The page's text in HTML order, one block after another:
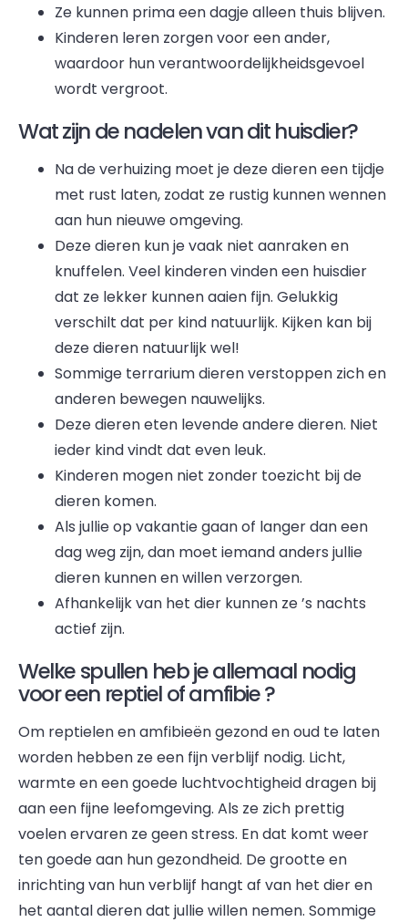
Ze kunnen prima een dagje alleen thuis blijven.
Kinderen leren zorgen voor een ander,
waardoor hun verantwoordelijkheidsgevoel
wordt vergroot.
Wat zijn de nadelen van dit huisdier?
Na de verhuizing moet je deze dieren een tijdje
met rust laten, zodat ze rustig kunnen wennen
aan hun nieuwe omgeving.
Deze dieren kun je vaak niet aanraken en
knuffelen. Veel kinderen vinden een huisdier
dat ze lekker kunnen aaien fijn. Gelukkig
verschilt dat per kind natuurlijk. Kijken kan bij
deze dieren natuurlijk wel!
Sommige terrarium dieren verstoppen zich en
anderen bewegen nauwelijks.
Deze dieren eten levende andere dieren. Niet
ieder kind vindt dat even leuk.
Kinderen mogen niet zonder toezicht bij de
dieren komen.
Als jullie op vakantie gaan of langer dan een
dag weg zijn, dan moet iemand anders jullie
dieren kunnen en willen verzorgen.
Afhankelijk van het dier kunnen ze ’s nachts
actief zijn.
Welke spullen heb je allemaal nodig
voor een reptiel of amfibie ?
Om reptielen en amfibieën gezond en oud te laten
worden hebben ze een fijn verblijf nodig. Licht,
warmte en een goede luchtvochtigheid dragen bij
aan een fijne leefomgeving. Als ze zich prettig
voelen ervaren ze geen stress. En dat komt weer
ten goede aan hun gezondheid. De grootte en
inrichting van hun verblijf hangt af van het dier en
het aantal dieren dat jullie willen nemen. Sommige